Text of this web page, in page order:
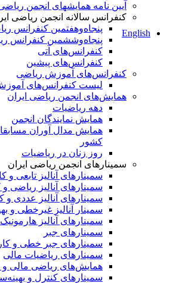
English
آیین نامه همایشهای انجمن
کنفرانس‌ سالانه انجمن ریاضی
پنجاه‌و‌هفتمین کنفرانس
پنجاه‌و‌ششمین کنفرانس
کنفرانس‌های آتی
کنفرانس‎‌های پیشین
کنفرانس‌های آموزش ریاضی
لیست کنفرانس‌های
همایش‌های انجمن ریاضی ایران
دهه ریاضیات
همایش نمایندگان انجمن
همایش مدال آوران
کشور
روز زنان در ریاضیات
سمینارهای انجمن ریاضی ایران
سمینارهای آنالیز تابعی و
سمینارهای آنالیز ریاضی
سمینارهای آنالیز عددی و
سمینار آنالیز غیرخطی و
سمینارهای آنالیز
سمینار‌های جبر
سمینارهای جبر خطی و
سمینار‌های ریاضیات مالی
همایش‌های ریاضی مالی و
سمینارهای کنترل و